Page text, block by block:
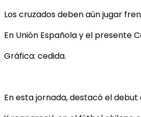
Los cruzados deben aún jugar
En Unión Española y el presente
Gráfica: cedida.
En esta jornada, destacó el debut